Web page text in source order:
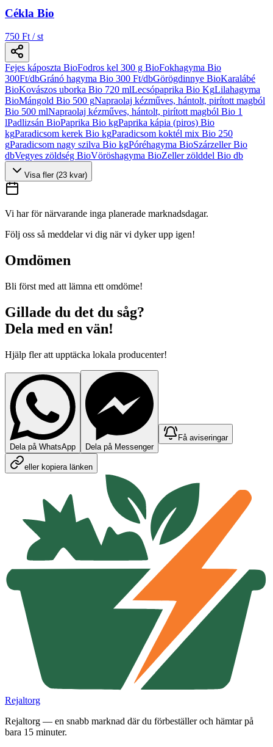
Cékla Bio
750 Ft / st
Fejes káposzta BioFodros kel 300 g BioFokhagyma Bio
300Ft/dbGránó hagyma Bio 300 Ft/dbGörögdinnye BioKaralábé
BioKovászos uborka Bio 720 mlLecsópaprika Bio KgLilahagyma
BioMángold Bio 500 gNapraolaj kézműves, hántolt, pirított magból
Bio 500 mlNapraolaj kézműves, hántolt, pirított magból Bio 1
lPadlizsán BioPaprika Bio kgPaprika kápia (piros) Bio
kgParadicsom kerek Bio kgParadicsom koktél mix Bio 250
gParadicsom nagy szilva Bio kgPóréhagyma BioSzárzeller Bio
dbVegyes zöldség BioVöröshagyma BioZeller zölddel Bio db
Visa fler (23 kvar)
Vi har för närvarande inga planerade marknadsdagar.
Följ oss så meddelar vi dig när vi dyker upp igen!
Omdömen
Bli först med att lämna ett omdöme!
Gillade du det du såg?
Dela med en vän!
Hjälp fler att upptäcka lokala producenter!
Dela på WhatsApp Dela på Messenger
Få aviseringar
eller kopiera länken
Rejaltorg
Rejaltorg — en snabb marknad där du förbeställer och hämtar på
bara 15 minuter.